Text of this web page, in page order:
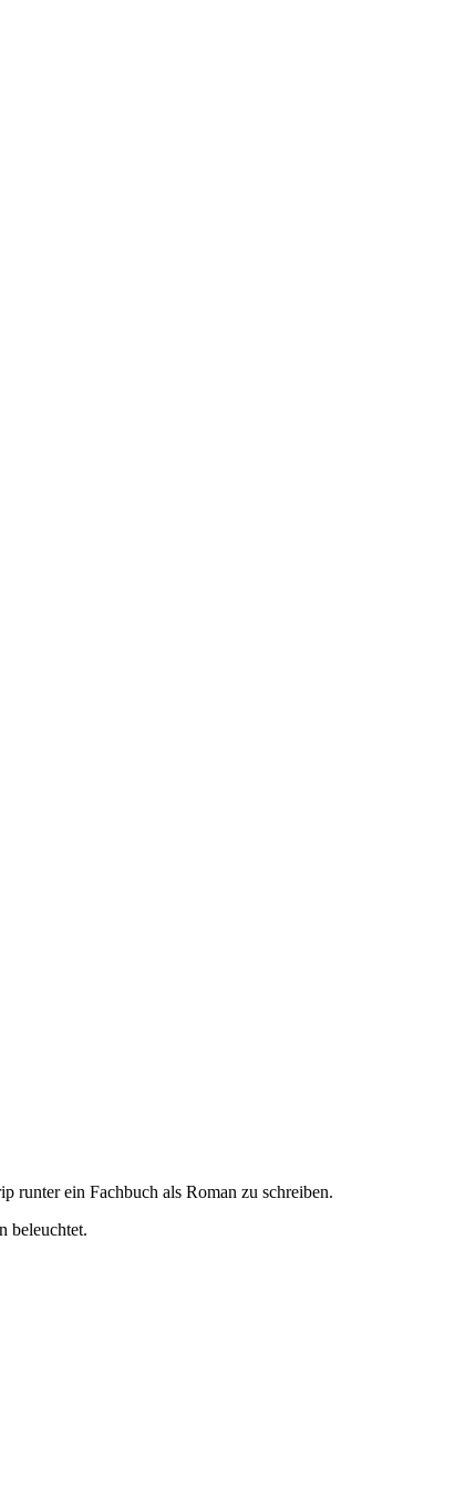
runter ein Fachbuch als Roman zu schreiben.
beleuchtet.